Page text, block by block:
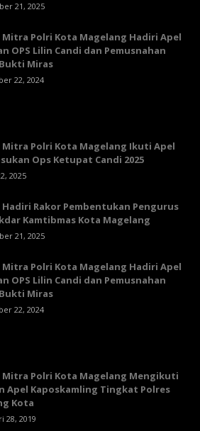
21, 2025
Mitra Polri Kota Magelang Hadiri Apel
OPS Lilin Candi dan Pemusnahan
Miras
22, 2024
Mitra Polri Kota Magelang Ikuti Apel
Ops Ketupat Candi 2025
2025
Hadiri Rakor Pembentukan Pengurus
Kamtibmas Kota Magelang
21, 2025
Mitra Polri Kota Magelang Hadiri Apel
OPS Lilin Candi dan Pemusnahan
Miras
22, 2024
Mitra Polri Kota Magelang Mengikuti
Apel Kaposkamling Tingkat Polres
Kota
28, 2019